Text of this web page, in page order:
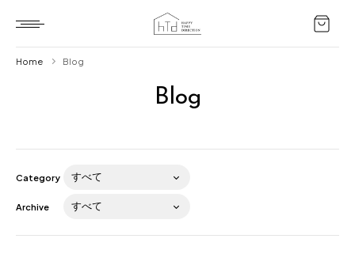
Blog
Home Blog
Category
Archive